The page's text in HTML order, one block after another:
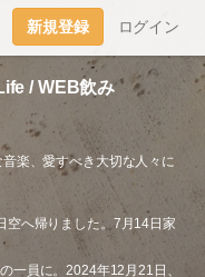
新規登録 ログイン
/ WEB飲み
楽、愛すべき大切な人々に
へ帰りました。7月14日家
一員に。2024年12月21日、